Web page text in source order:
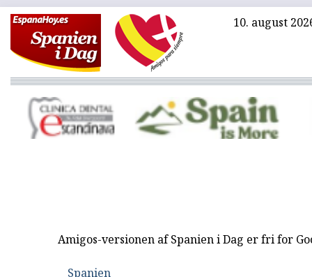
10. august
Amigos-versionen af Spanien i Dag er fri for
Spanien